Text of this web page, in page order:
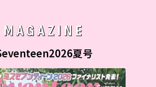
MAGAZINE
夏号